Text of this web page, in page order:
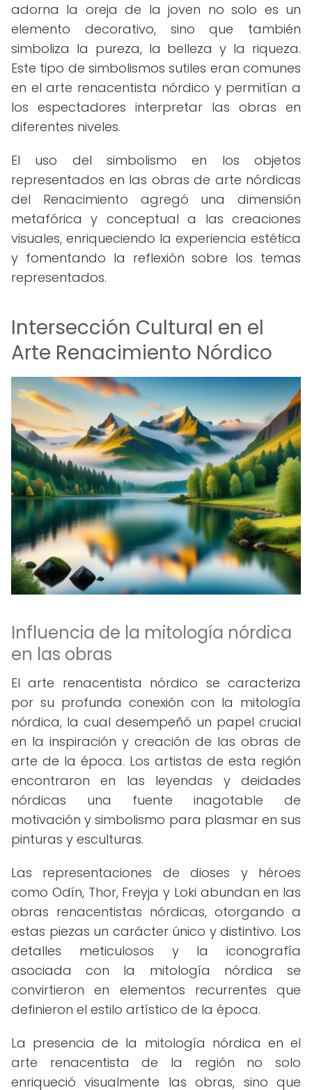
adorna la oreja de la joven no solo es un
elemento decorativo, sino que también
simboliza la pureza, la belleza y la riqueza.
Este tipo de simbolismos sutiles eran comunes
en el arte renacentista nórdico y permitían a
los espectadores interpretar las obras en
diferentes niveles.
El uso del simbolismo en los objetos
representados en las obras de arte nórdicas
del Renacimiento agregó una dimensión
metafórica y conceptual a las creaciones
visuales, enriqueciendo la experiencia estética
y fomentando la reflexión sobre los temas
representados.
Intersección Cultural en el
Arte Renacimiento Nórdico
Influencia de la mitología nórdica
en las obras
El arte renacentista nórdico se caracteriza
por su profunda conexión con la mitología
nórdica, la cual desempeñó un papel crucial
en la inspiración y creación de las obras de
arte de la época. Los artistas de esta región
encontraron en las leyendas y deidades
nórdicas una fuente inagotable de
motivación y simbolismo para plasmar en sus
pinturas y esculturas.
Las representaciones de dioses y héroes
como Odín, Thor, Freyja y Loki abundan en las
obras renacentistas nórdicas, otorgando a
estas piezas un carácter único y distintivo. Los
detalles meticulosos y la iconografía
asociada con la mitología nórdica se
convirtieron en elementos recurrentes que
definieron el estilo artístico de la época.
La presencia de la mitología nórdica en el
arte renacentista de la región no solo
enriqueció visualmente las obras, sino que